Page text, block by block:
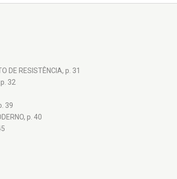
DE RESISTÊNCIA, p. 31
32
39
p. 40